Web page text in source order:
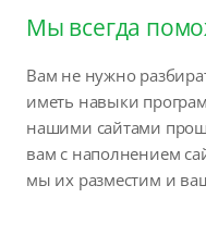
Мы всегда
Вам не нужно
иметь навыки
нашими сайтами
вам с наполнением
мы их разместим и